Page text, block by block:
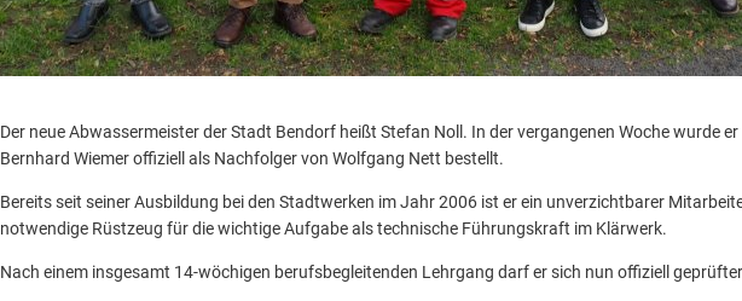
Der neue Abwassermeister der Stadt Bendorf heißt Stefan Noll. In der vergangenen Woche wurde
Bernhard Wiemer offiziell als Nachfolger von Wolfgang Nett bestellt.
Bereits seit seiner Ausbildung bei den Stadtwerken im Jahr 2006 ist er ein unverzichtbarer
notwendige Rüstzeug für die wichtige Aufgabe als technische Führungskraft im Klärwerk.
Nach einem insgesamt 14-wöchigen berufsbegleitenden Lehrgang darf er sich nun offiziell